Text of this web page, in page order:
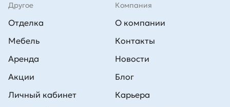
Другое
Отделка
Мебель
Аренда
Акции
Личный кабинет
Компания
О компании
Контакты
Новости
Блог
Карьера